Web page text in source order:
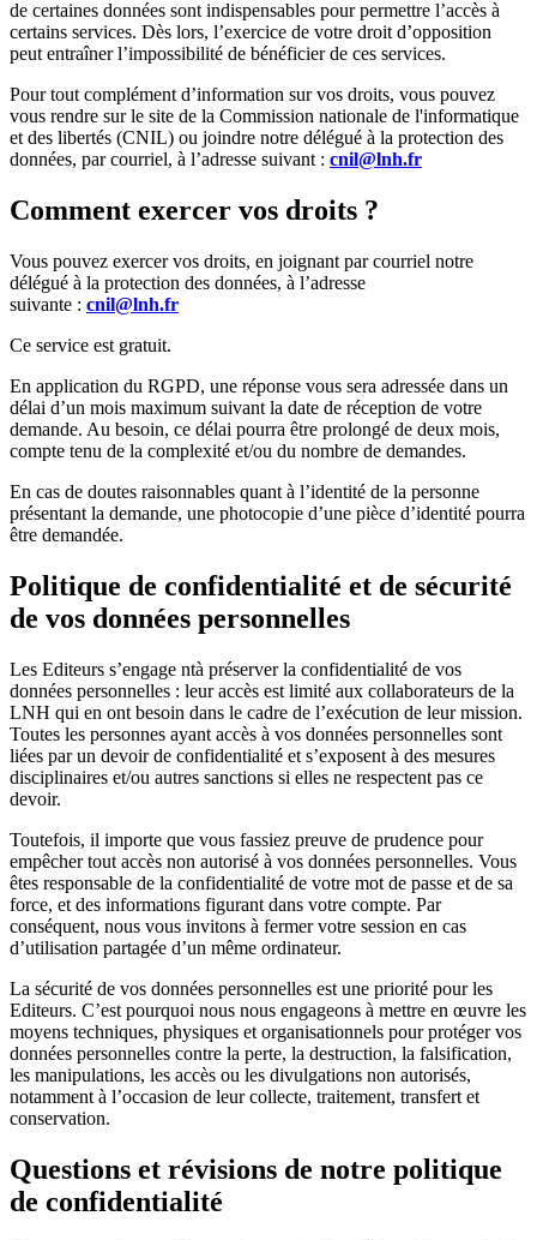
de certaines données sont indispensables pour permettre l’accès à
certains services. Dès lors, l’exercice de votre droit d’opposition
peut entraîner l’impossibilité de bénéficier de ces services.
Pour tout complément d’information sur vos droits, vous pouvez
vous rendre sur le site de la Commission nationale de l'informatique
et des libertés (CNIL) ou joindre notre délégué à la protection des
données, par courriel, à l’adresse suivant : cnil@lnh.fr
Comment exercer vos droits ?
Vous pouvez exercer vos droits, en joignant par courriel notre
délégué à la protection des données, à l’adresse
suivante : cnil@lnh.fr
Ce service est gratuit.
En application du RGPD, une réponse vous sera adressée dans un
délai d’un mois maximum suivant la date de réception de votre
demande. Au besoin, ce délai pourra être prolongé de deux mois,
compte tenu de la complexité et/ou du nombre de demandes.
En cas de doutes raisonnables quant à l’identité de la personne
présentant la demande, une photocopie d’une pièce d’identité pourra
être demandée.
Politique de confidentialité et de sécurité
de vos données personnelles
Les Editeurs s’engage ntà préserver la confidentialité de vos
données personnelles : leur accès est limité aux collaborateurs de la
LNH qui en ont besoin dans le cadre de l’exécution de leur mission.
Toutes les personnes ayant accès à vos données personnelles sont
liées par un devoir de confidentialité et s’exposent à des mesures
disciplinaires et/ou autres sanctions si elles ne respectent pas ce
devoir.
Toutefois, il importe que vous fassiez preuve de prudence pour
empêcher tout accès non autorisé à vos données personnelles. Vous
êtes responsable de la confidentialité de votre mot de passe et de sa
force, et des informations figurant dans votre compte. Par
conséquent, nous vous invitons à fermer votre session en cas
d’utilisation partagée d’un même ordinateur.
La sécurité de vos données personnelles est une priorité pour les
Editeurs. C’est pourquoi nous nous engageons à mettre en œuvre les
moyens techniques, physiques et organisationnels pour protéger vos
données personnelles contre la perte, la destruction, la falsification,
les manipulations, les accès ou les divulgations non autorisés,
notamment à l’occasion de leur collecte, traitement, transfert et
conservation.
Questions et révisions de notre politique
de confidentialité